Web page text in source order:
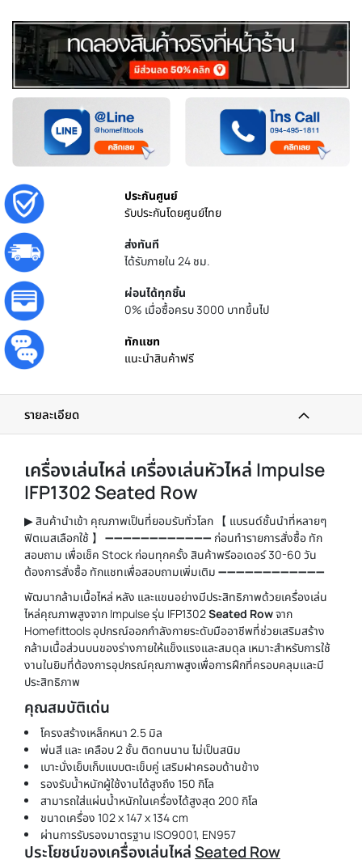
ประกันศูนย์
รับประกันโดยศูนย์ไทย
ส่งทันที
ได้รับภายใน 24 ชม.
ผ่อนได้ทุกชิ้น
0% เมื่อซื้อครบ 3000 บาทขึ้นไป
ทักแชท
แนะนำสินค้าฟรี
รายละเอียด
เครื่องเล่นไหล่ เครื่องเล่นหัวไหล่ Impulse
IFP1302 Seated Row
▶ สินค้านำเข้า คุณภาพเป็นที่ยอมรับทั่วโลก 【 แบรนด์ชั้นนำที่หลายๆ
ฟิตเนสเลือกใช้ 】 ➖➖➖➖➖➖➖➖➖➖➖➖ ก่อนทำรายการสั่งซื้อ ทัก
สอบถาม เพื่อเช็ค Stock ก่อนทุกครั้ง สินค้าพรีออเดอร์ 30-60 วัน
ต้องการสั่งซื้อ ทักแชทเพื่อสอบถามเพิ่มเติม ➖➖➖➖➖➖➖➖➖➖➖➖
พัฒนากล้ามเนื้อไหล่ หลัง และแขนอย่างมีประสิทธิภาพด้วยเครื่องเล่น
ไหล่คุณภาพสูงจาก Impulse รุ่น IFP1302Seated Rowจาก
Homefittools อุปกรณ์ออกกำลังกายระดับมืออาชีพที่ช่วยเสริมสร้าง
กล้ามเนื้อส่วนบนของร่างกายให้แข็งแรงและสมดุล เหมาะสำหรับการใช้
งานในยิมที่ต้องการอุปกรณ์คุณภาพสูงเพื่อการฝึกที่ครอบคลุมและมี
ประสิทธิภาพ
คุณสมบัติเด่น
โครงสร้างเหล็กหนา 2.5 มิล
พ่นสี และ เคลือบ 2 ชั้น ติดทนนาน ไม่เป็นสนิม
เบาะนั่งเย็บเก็บแบบตะเข็บคู่ เสริมฝาครอบด้านข้าง
รองรับน้ำหนักผู้ใช้งานได้สูงถึง 150 กิโล
สามารถใส่แผ่นน้ำหนักในเครื่องได้สูงสุด 200 กิโล
ขนาดเครื่อง 102 x 147 x 134 cm
ผ่านการรับรองมาตรฐาน ISO9001, EN957
ประโยชน์ของเครื่องเล่นไหล่Seated Row